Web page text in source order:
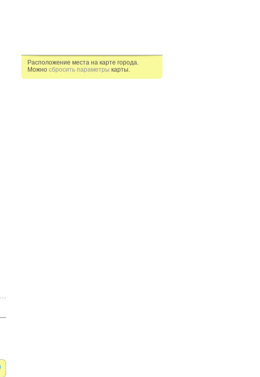
Расположение места на карте города.
Можно сбросить параметры карты.